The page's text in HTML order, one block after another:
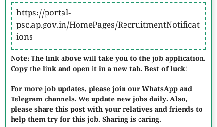
https://portal-
psc.ap.gov.in/HomePages/RecruitmentNotificat
ions
Note: The link above will take you to the job application.
Copy the link and open it in a new tab. Best of luck!
For more job updates, please join our WhatsApp and
Telegram channels. We update new jobs daily. Also,
please share this post with your relatives and friends to
help them try for this job. Sharing is caring.